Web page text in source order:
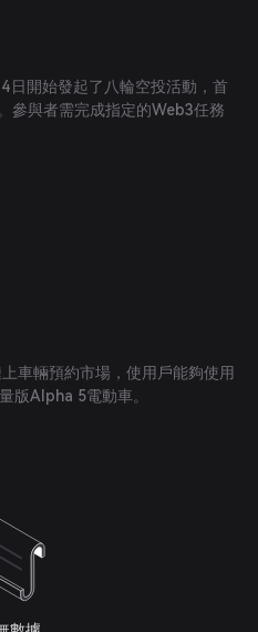
開始發起了八輪空投活動，首
參與者需完成指定的Web3任務
車輛預約市場，使用戶能夠使用
版Alpha 5電動車。